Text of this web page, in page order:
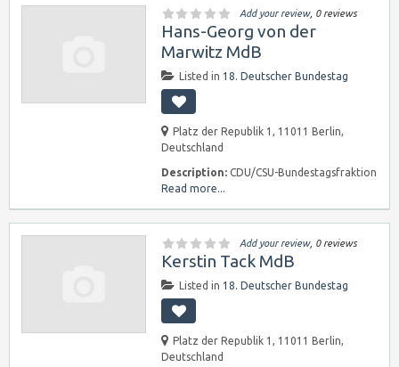
Add your review, 0 reviews
Hans-Georg von der
Marwitz MdB
Listed in 18. Deutscher Bundestag
Platz der Republik 1, 11011 Berlin,
Deutschland
Description: CDU/CSU-Bundestagsfraktion
Read more...
Add your review, 0 reviews
Kerstin Tack MdB
Listed in 18. Deutscher Bundestag
Platz der Republik 1, 11011 Berlin,
Deutschland